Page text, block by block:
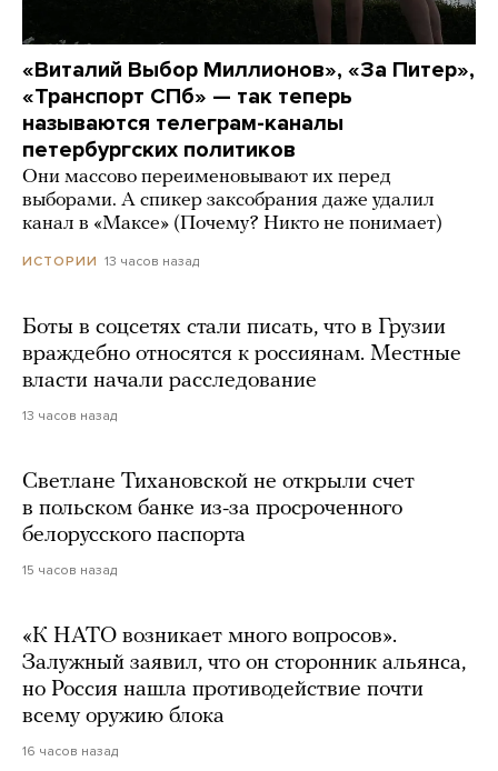
«Виталий Выбор Миллионов», «За Питер»,
«Транспорт СПб» — так теперь
называются телеграм-каналы
петербургских политиков
Они массово переименовывают их перед
выборами. А спикер заксобрания даже удалил
канал в «Максе» (Почему? Никто не понимает)
ИСТОРИИ 13 часов назад
Боты в соцсетях стали писать, что в Грузии
враждебно относятся к россиянам. Местные
власти начали расследование
13 часов назад
Светлане Тихановской не открыли счет
в польском банке из-за просроченного
белорусского паспорта
15 часов назад
«К НАТО возникает много вопросов».
Залужный заявил, что он сторонник альянса,
но Россия нашла противодействие почти
всему оружию блока
16 часов назад